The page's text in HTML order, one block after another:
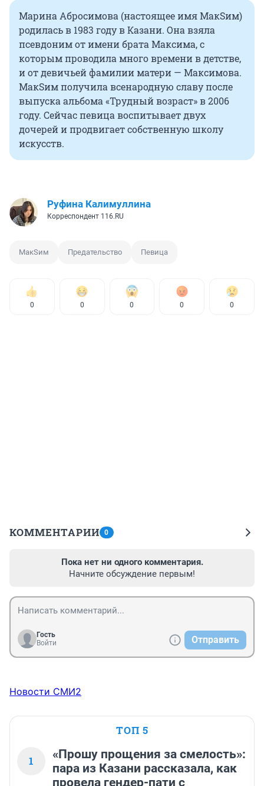
Марина Абросимова (настоящее имя МакSим)
родилась в 1983 году в Казани. Она взяла
псевдоним от имени брата Максима, с
которым проводила много времени в детстве,
и от девичьей фамилии матери — Максимова.
МакSим получила всенародную славу после
выпуска альбома «Трудный возраст» в 2006
году. Сейчас певица воспитывает двух
дочерей и продвигает собственную школу
искусств.
Руфина Калимуллина
Корреспондент 116.RU
MакSим Предательство Певица
0 0 0 0 0
КОММЕНТАРИИ 0
Пока нет ни одного комментария.
Начните обсуждение первым!
Гость
Войти
Отправить
Новости СМИ2
ТОП 5
1
«Прошу прощения за смелость»:
пара из Казани рассказала, как
провела гендер-пати с